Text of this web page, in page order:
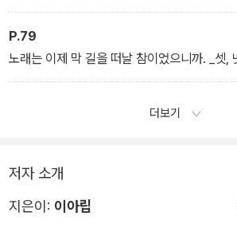
P.79
노래는 이제 막 길을 떠날 참이었으니까. _셋,
더보기
저자 소개
지은이: 이아립